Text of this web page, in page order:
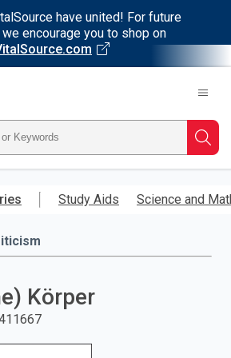
have united! For future
encourage you to shop on
Study Aids Science and
Körper